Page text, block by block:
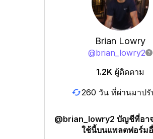
Brian Lowry
@brian_lowry2
1.2K ผู้ติดตาม
260 วัน ที่ผ่านมาปรั
@brian_lowry2 บัญชีที่อา
ใช้นี้บนแพลตฟอร์ม